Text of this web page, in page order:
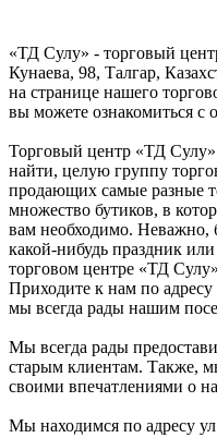
«ТД Сулу» - торговый
Кунаева, 98, Талгар,
на странице нашего
вы можете ознакомиться с
Торговый центр «ТД Сулу»
найти, целую группу
продающих самые разные
множество бутиков, в
вам необходимо. Неважно,
какой-нибудь праздник
торговом центре «ТД
Приходите к нам по адресу
мы всегда рады нашим
Мы всегда рады
старым клиентам. Также,
своими впечатлениями о
Мы находимся по адресу